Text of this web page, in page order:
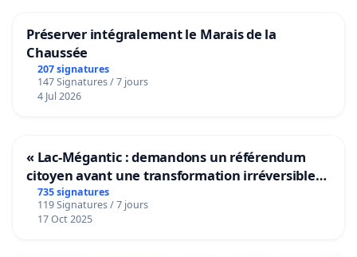
Préserver intégralement le Marais de la
Chaussée
207 signatures
147 Signatures / 7 jours
4 Jul 2026
« Lac-Mégantic : demandons un référendum
citoyen avant une transformation irréversible
de notre territoire »
735 signatures
119 Signatures / 7 jours
17 Oct 2025